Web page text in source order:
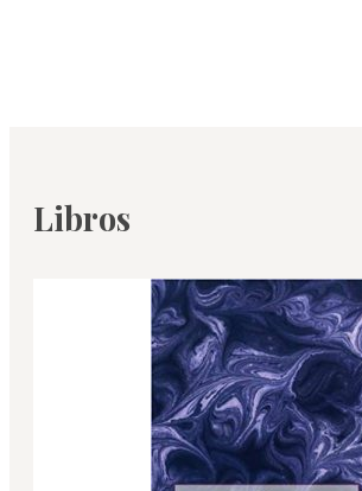
Libros